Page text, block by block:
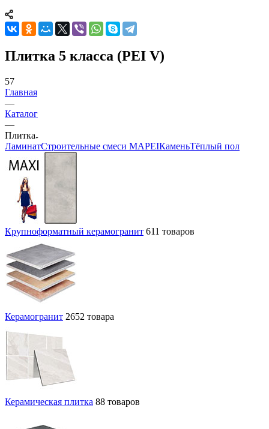
Плитка 5 класса (PEI V)
57
Главная
—
Каталог
—
Плитка
ЛаминатСтроительные смеси MAPEIКаменьТёплый пол
Крупноформатный керамогранит 611 товаров
Керамогранит 2652 товара
Керамическая плитка 88 товаров